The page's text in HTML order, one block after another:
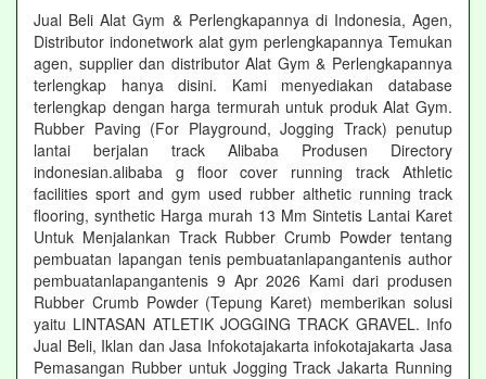
Jual Beli Alat Gym & Perlengkapannya di Indonesia, Agen,
Distributor indonetwork alat gym perlengkapannya Temukan
agen, supplier dan distributor Alat Gym & Perlengkapannya
terlengkap hanya disini. Kami menyediakan database
terlengkap dengan harga termurah untuk produk Alat Gym.
Rubber Paving (For Playground, Jogging Track) penutup
lantai berjalan track Alibaba Produsen Directory
indonesian.alibaba g floor cover running track Athletic
facilities sport and gym used rubber althetic running track
flooring, synthetic Harga murah 13 Mm Sintetis Lantai Karet
Untuk Menjalankan Track Rubber Crumb Powder tentang
pembuatan lapangan tenis pembuatanlapangantenis author
pembuatanlapangantenis 9 Apr 2026 Kami dari produsen
Rubber Crumb Powder (Tepung Karet) memberikan solusi
yaitu LINTASAN ATLETIK JOGGING TRACK GRAVEL. Info
Jual Beli, Iklan dan Jasa Infokotajakarta infokotajakarta Jasa
Pemasangan Rubber untuk Jogging Track Jakarta Running